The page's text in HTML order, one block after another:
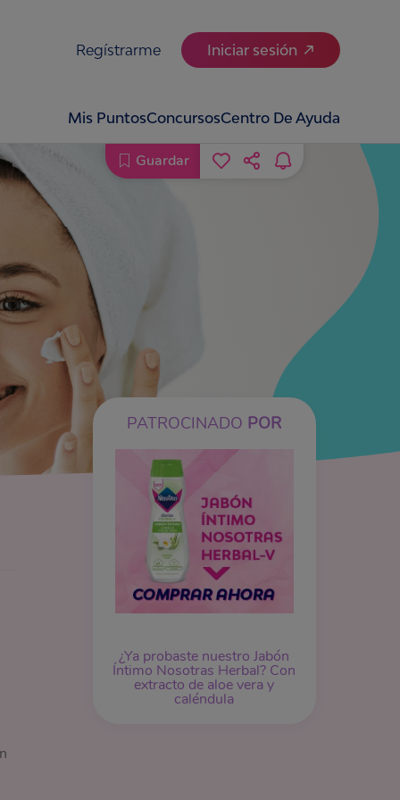
Regístrarme Iniciar sesión
Mis PuntosConcursosCentro De Ayuda
PATROCINADO POR
¿Ya probaste nuestroJabón
Íntimo Nosotras Herbal? Con
extracto de aloe vera y
caléndula
Guardar